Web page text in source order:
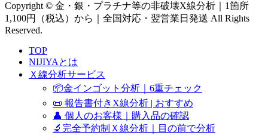
Copyright © 金・銀・プラチナ等の非破壊X線分析｜1箇所
1,100円（税込）から｜全国対応・翌営業日発送 All Rights
Reserved.
TOP
NIJIYAとは
Ｘ線分析サービス
📦金インゴット分析｜6重チェック
📜 報告書付きX線分析 | おすすめ
👤 個人のお客様｜購入品の確認
🔬完全予約制Ｘ線分析｜目の前で分析